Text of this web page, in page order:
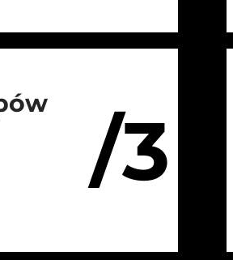
/3